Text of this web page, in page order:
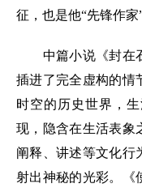
征，也是他“先锋作家
中篇小说《封在石
插进了完全虚构的情
时空的历史世界，
现，隐含在生活表象
阐释、讲述等文化行
射出神秘的光彩。《